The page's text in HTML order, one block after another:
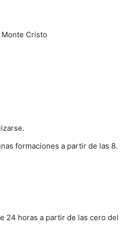
Cristo
formaciones a partir de las 8.
24 horas a partir de las cero del